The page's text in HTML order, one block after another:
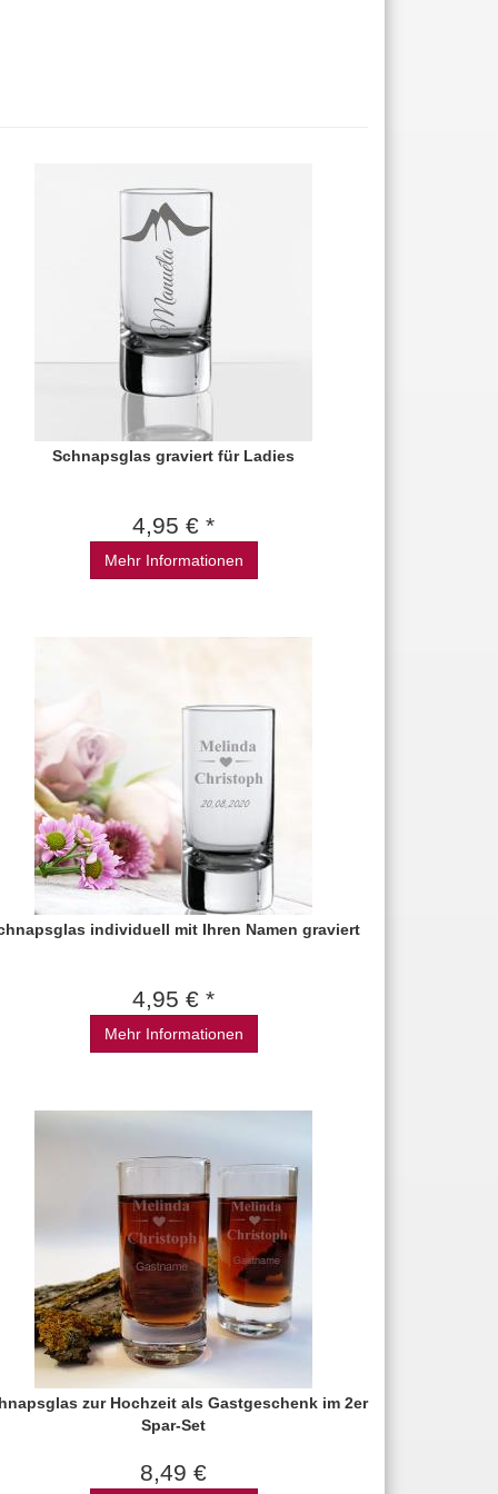
Schnapsglas graviert für Ladies
4,95 € *
Mehr Informationen
individuell mit Ihren Namen graviert
4,95 € *
Mehr Informationen
zur Hochzeit als Gastgeschenk im 2er
Spar-Set
8,49 €